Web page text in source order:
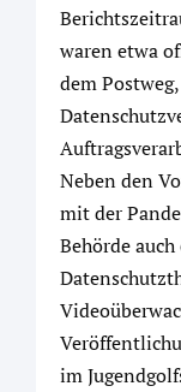
waren etwa
dem
Neben den
mit der
Behörde
im